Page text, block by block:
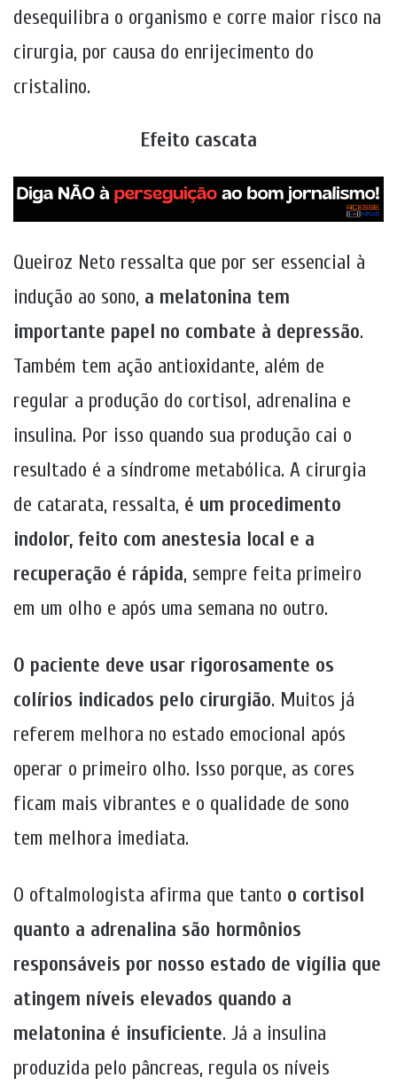
desequilibra o organismo e corre maior risco na
cirurgia, por causa do enrijecimento do
cristalino.
Efeito cascata
Queiroz Neto ressalta que por ser essencial à
indução ao sono, a melatonina tem
importante papel no combate à depressão.
Também tem ação antioxidante, além de
regular a produção do cortisol, adrenalina e
insulina. Por isso quando sua produção cai o
resultado é a síndrome metabólica. A cirurgia
de catarata, ressalta, é um procedimento
indolor, feito com anestesia local e a
recuperação é rápida, sempre feita primeiro
em um olho e após uma semana no outro.
O paciente deve usar rigorosamente os
colírios indicados pelo cirurgião. Muitos já
referem melhora no estado emocional após
operar o primeiro olho. Isso porque, as cores
ficam mais vibrantes e o qualidade de sono
tem melhora imediata.
O oftalmologista afirma que tanto o cortisol
quanto a adrenalina são hormônios
responsáveis por nosso estado de vigília que
atingem níveis elevados quando a
melatonina é insuficiente. Já a insulina
produzida pelo pâncreas, regula os níveis